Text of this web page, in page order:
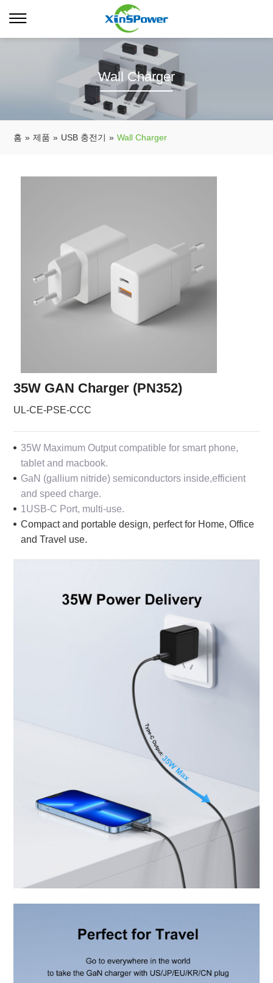
Wall Charger
홈 » 제품 » USB 충전기 » Wall Charger
35W GAN Charger (PN352)
UL-CE-PSE-CCC
35W Maximum Output compatible for smart phone,
tablet and macbook.
GaN (gallium nitride) semiconductors inside,efficient
and speed charge.
1USB-C Port, multi-use.
Compact and portable design, perfect for Home, Office
and Travel use.